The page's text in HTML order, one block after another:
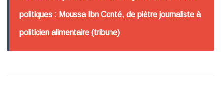
politiques : Moussa Ibn Conté, de piètre journaliste à
politicien alimentaire (tribune)